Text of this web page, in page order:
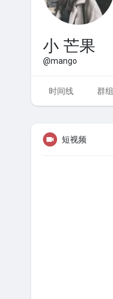
小 芒果
@mango
时间线 群组
短视频